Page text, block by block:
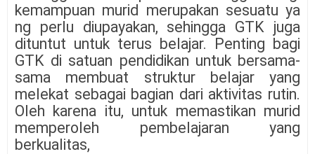
kemampuan murid merupakan sesuatu ya
ng perlu diupayakan, sehingga GTK juga
dituntut untuk terus belajar. Penting bagi
GTK di satuan pendidikan untuk bersama-
sama membuat struktur belajar yang
melekat sebagai bagian dari aktivitas rutin.
Oleh karena itu, untuk memastikan murid
memperoleh pembelajaran yang
berkualitas,